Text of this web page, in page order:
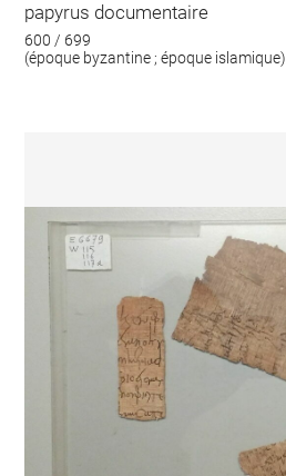
papyrus documentaire
600 / 699
(époque byzantine ; époque islamique)